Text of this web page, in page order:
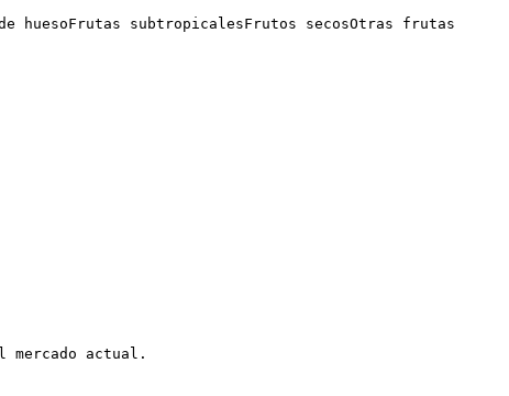
huesoFrutas subtropicalesFrutos secosOtras frutas
actual.